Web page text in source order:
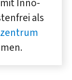
mit Inno­
als